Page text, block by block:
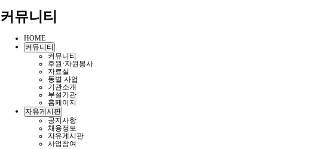
커뮤니티
HOME
커뮤니티
커뮤니티
후원·자원봉사
자료실
동별 사업
기관소개
부설기관
홈페이지
자유게시판
공지사항
채용정보
자유게시판
사업참여